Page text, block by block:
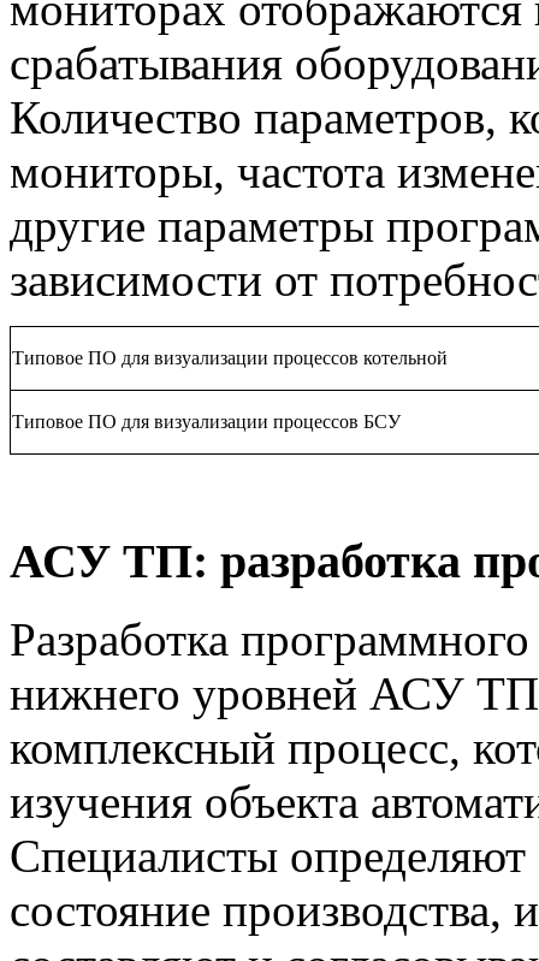
срабатывания
Количество параметров,
мониторы, частота
другие параметры
зависимости от
Типовое ПО для визуализации процессов котельной
Типовое ПО для визуализации процессов БСУ
АСУ ТП: разработка
Разработка
нижнего уровней АСУ ТП
комплексный процесс,
изучения объекта
Специалисты определяют
состояние